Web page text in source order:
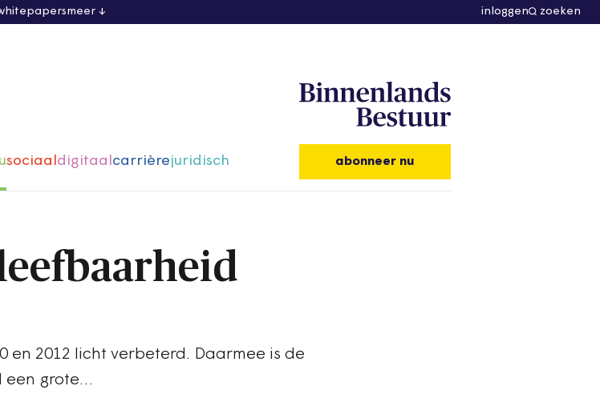
meer inloggen zoeken
sociaaldigitaalcarrièrejuridisch abonneer nu
en 2012 licht verbeterd. Daarmee is de
een grote…